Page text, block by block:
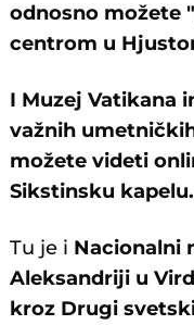
odnosno možete
centrom u
I Muzej Vatikana
važnih
možete videti
Sikstinsku kapelu.
Tu je i Nacionalni
Aleksandriji u
kroz Drugi